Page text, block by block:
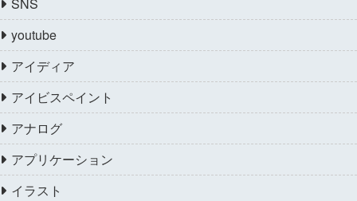
youtube
アイディア
アイビスペイント
アナログ
アプリケーション
イラスト